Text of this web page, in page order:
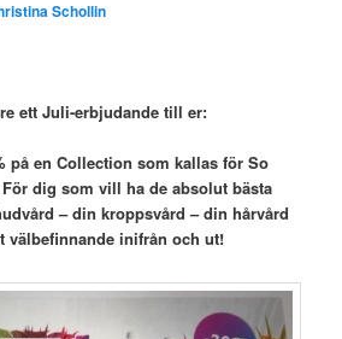
Schollin
ett Juli-erbjudande till er:
på en Collection som kallas för So
dig som vill ha de absolut bästa
– din kroppsvård – din hårvård
välbefinnande inifrån och ut!